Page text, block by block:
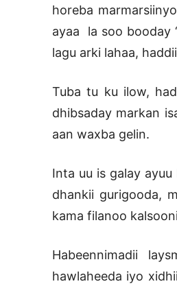
horeba
ayaa la soo booday
lagu arki lahaa,
Tuba tu ku ilow,
dhibsaday markan
aan waxba gelin.
Inta uu is galay
dhankii gurigooda,
kama filanoo
Habeennimadii
hawlaheeda iyo